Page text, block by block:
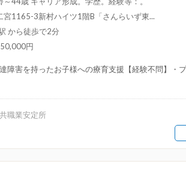
宮1165-3新村ハイツ1階B「さんらいず東...
から徒歩で2分
円
害を持ったお子様への療育支援【経験不問】・
職業安定所